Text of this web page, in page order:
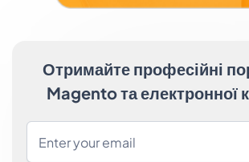
Отримайте професійні
Magento та електронної